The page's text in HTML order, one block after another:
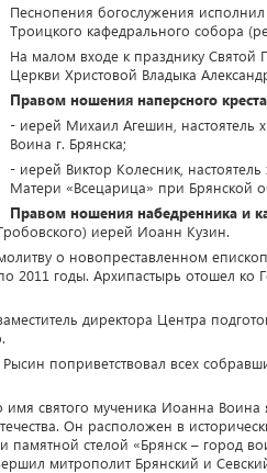
Песнопения богослужения
Троицкого кафедрального собора
На малом входе к празднику Святой
Церкви Христовой Владыка
Правом ношения наперсного
- иерей Михаил Агешин, настоятель
Воина г. Брянска;
- иерей Виктор Колесник,
Матери «Всецарица» при Брянской
Правом ношения набедренника и
иерей Иоанн Кузин.
о новопреставленном
2011 годы. Архипастырь отошел ко
директора Центра
поприветствовал всех
святого мученика Иоанна Воина
Он расположен в
стелой «Брянск – город
митрополит Брянский и